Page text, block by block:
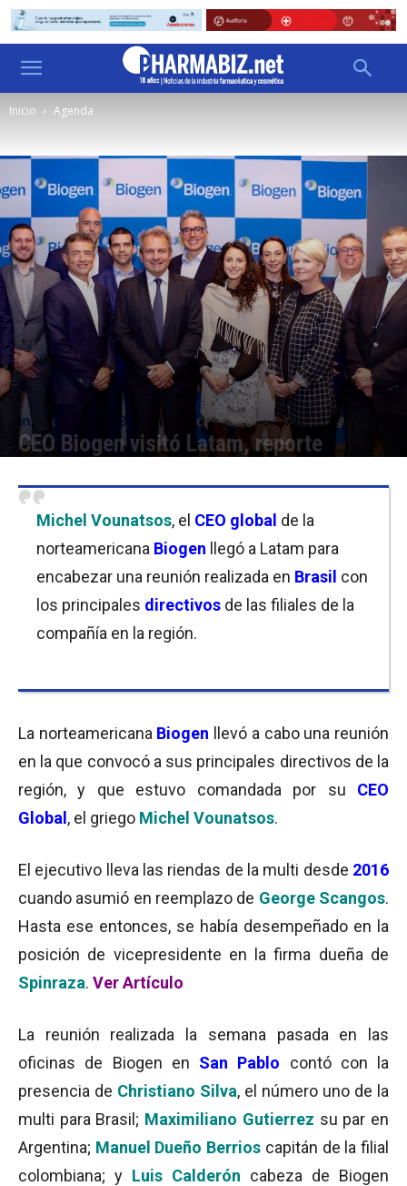
Inicio Agenda
CEO Biogen visitó Latam, reporte
Michel Vounatsos, el CEO global de la
norteamericana Biogen
llegó a Latam para
encabezar una reunión realizada en Brasil con
los principales directivos de las filiales de la
compañía en la región.
La norteamericana Biogen llevó a cabo una reunión
en la que convocó a sus principales directivos de la
región, y que estuvo comandada por su CEO
Global , el griego Michel Vounatsos.
El ejecutivo lleva las riendas de la multi desde 2016
cuando asumió en reemplazo de George Scangos.
Hasta ese entonces, se había desempeñado en la
posición de vicepresidente en la firma dueña de
Spinraza. Ver Artículo
La reunión realizada la semana pasada en las
oficinas de Biogen en San Pablo contó con la
presencia de Christiano Silva, el número uno de la
multi para Brasil; Maximiliano Gutierrez su par en
Argentina; Manuel Dueño Berrios capitán de la filial
colombiana; y Luis Calderón cabeza de Biogen